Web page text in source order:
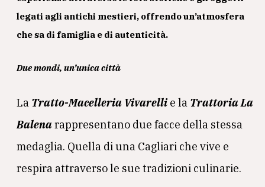
legati agli antichi mestieri, offrendo un’atmosfera
che sa di famiglia e di autenticità.
Due mondi, un’unica città
La Tratto-Macelleria Vivarellie la Trattoria La
Balenarappresentano due facce della stessa
medaglia. Quella di una Cagliari che vive e
respira attraverso le sue tradizioni culinarie.